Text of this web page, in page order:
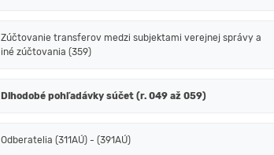
Zúčtovanie transferov medzi subjektami verejnej správy a
iné zúčtovania (359)
Dlhodobé pohľadávky súčet (r. 049 až 059)
Odberatelia (311AÚ) - (391AÚ)